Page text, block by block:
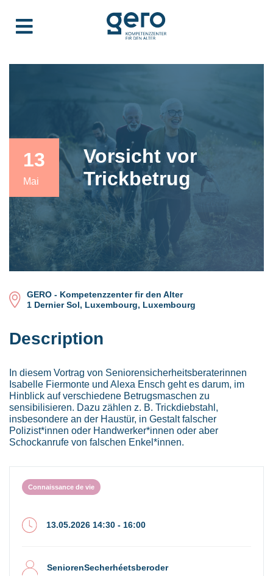
13
Mai
Vorsicht vor
Trickbetrug
GERO - Kompetenzzenter fir den Alter
1 Dernier Sol, Luxembourg, Luxembourg
Description
In diesem Vortrag von Seniorensicherheitsberaterinnen
Isabelle Fiermonte und Alexa Ensch geht es darum, im
Hinblick auf verschiedene Betrugsmaschen zu
sensibilisieren. Dazu zählen z. B. Trickdiebstahl,
insbesondere an der Haustür, in Gestalt falscher
Polizist*innen oder Handwerker*innen oder aber
Schockanrufe von falschen Enkel*innen.
Connaissance de vie
13.05.2026 14:30 - 16:00
SeniorenSecherhéetsberoder